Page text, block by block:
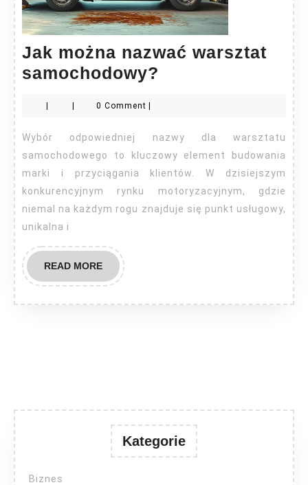
Jak można nazwać warsztat
samochodowy?
warsztat
samochodowy?
0 Comment
Wybór odpowiedniej nazwy dla warsztatu
samochodowego to kluczowy element budowania
marki i przyciągania klientów. W dzisiejszym
konkurencyjnym rynku motoryzacyjnym, gdzie
niemal na każdym rogu znajduje się punkt usługowy,
unikalna i
READ MOREREAD
MORE
Kategorie
Biznes